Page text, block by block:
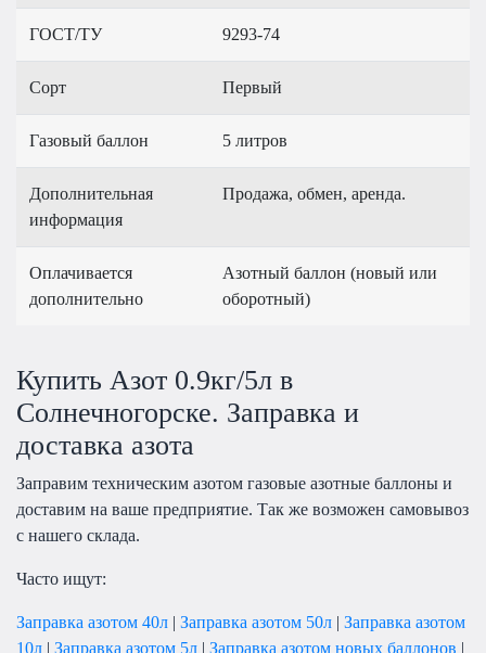
ГОСТ/ТУ 9293-74
Сорт Первый
Газовый баллон 5 литров
Дополнительная
информация
Продажа, обмен, аренда.
Оплачивается
дополнительно
Азотный баллон (новый или
оборотный)
Купить Азот 0.9кг/5л в
Солнечногорске. Заправка и
доставка азота
Заправим техническим азотом газовые азотные баллоны и
доставим на ваше предприятие. Так же возможен самовывоз
с нашего склада.
Часто ищут:
Заправка азотом 40л | Заправка азотом 50л | Заправка азотом
10л | Заправка азотом 5л | Заправка азотом новых баллонов |